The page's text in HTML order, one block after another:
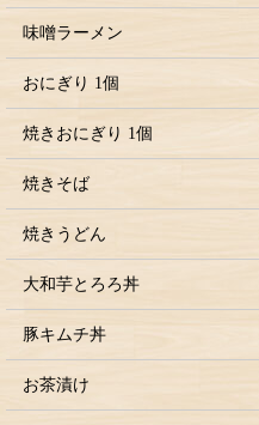
味噌ラーメン
おにぎり 1個
焼きおにぎり 1個
焼きそば
焼きうどん
大和芋とろろ丼
豚キムチ丼
お茶漬け